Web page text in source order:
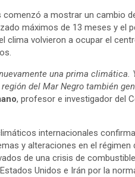
a mostrar un cambio
máximos de 13 meses y
clima volvieron a ocupar el
una prima
del Mar Negro también
, profesor e investigador del
internacionales
y alteraciones en el régimen
de una crisis de
Unidos e Irán por la